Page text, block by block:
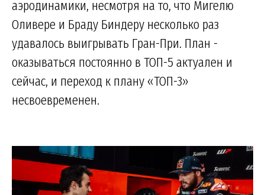
аэродинамики, несмотря на то, что Мигелю
Оливере и Браду Биндеру несколько раз
удавалось выигрывать Гран-При. План -
оказываться постоянно в ТОП-5 актуален и
сейчас, и переход к плану «ТОП-3»
несвоевременен.